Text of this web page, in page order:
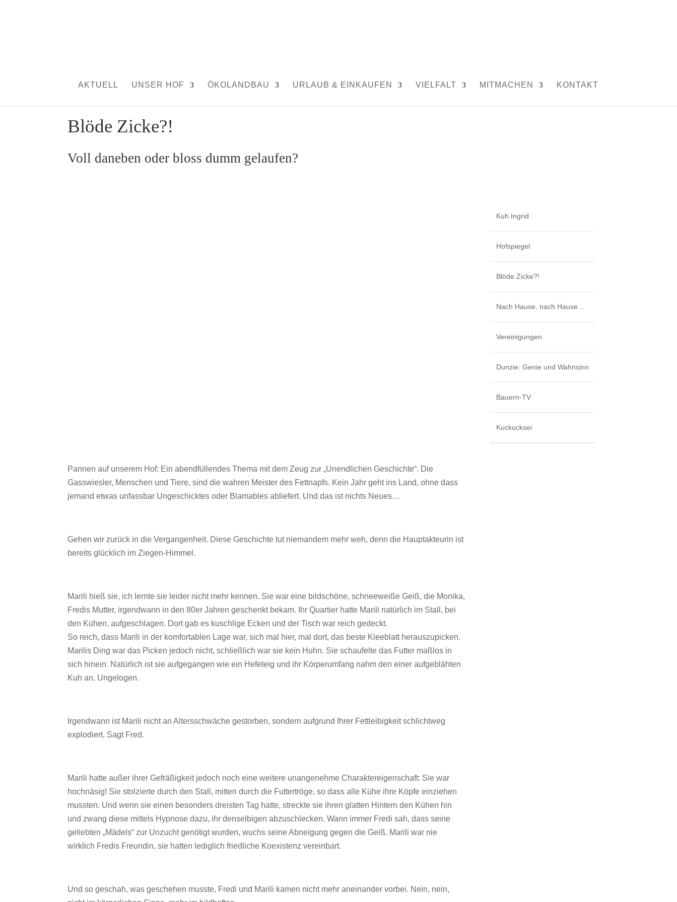
AKTUELL UNSER HOF ÖKOLANDBAU URLAUB & EINKAUFEN VIELFALT MITMACHEN KONTAKT
Blöde Zicke?!
Voll daneben oder bloss dumm gelaufen?
Pannen auf unserem Hof: Ein abendfüllendes Thema mit dem Zeug zur „Unendlichen Geschichte“. Die
Gasswiesler, Menschen und Tiere, sind die wahren Meister des Fettnapfs. Kein Jahr geht ins Land, ohne dass
jemand etwas unfassbar Ungeschicktes oder Blamables abliefert. Und das ist nichts Neues…
Gehen wir zurück in die Vergangenheit. Diese Geschichte tut niemandem mehr weh, denn die Hauptakteurin ist
bereits glücklich im Ziegen-Himmel.
Marili hieß sie, ich lernte sie leider nicht mehr kennen. Sie war eine bildschöne, schneeweiße Geiß, die Monika,
Fredis Mutter, irgendwann in den 80er Jahren geschenkt bekam. Ihr Quartier hatte Marili natürlich im Stall, bei
den Kühen, aufgeschlagen. Dort gab es kuschlige Ecken und der Tisch war reich gedeckt.
So reich, dass Marili in der komfortablen Lage war, sich mal hier, mal dort, das beste Kleeblatt herauszupicken.
Marilis Ding war das Picken jedoch nicht, schließlich war sie kein Huhn. Sie schaufelte das Futter maßlos in
sich hinein. Natürlich ist sie aufgegangen wie ein Hefeteig und ihr Körperumfang nahm den einer aufgeblähten
Kuh an. Ungelogen.
Irgendwann ist Marili nicht an Altersschwäche gestorben, sondern aufgrund Ihrer Fettleibigkeit schlichtweg
explodiert. Sagt Fred.
Marili hatte außer ihrer Gefräßigkeit jedoch noch eine weitere unangenehme Charaktereigenschaft: Sie war
hochnäsig! Sie stolzierte durch den Stall, mitten durch die Futtertröge, so dass alle Kühe ihre Köpfe einziehen
mussten. Und wenn sie einen besonders dreisten Tag hatte, streckte sie ihren glatten Hintern den Kühen hin
und zwang diese mittels Hypnose dazu, ihr denselbigen abzuschlecken. Wann immer Fredi sah, dass seine
geliebten „Mädels“ zur Unzucht genötigt wurden, wuchs seine Abneigung gegen die Geiß. Marili war nie
wirklich Fredis Freundin, sie hatten lediglich friedliche Koexistenz vereinbart.
Und so geschah, was geschehen musste, Fredi und Marili kamen nicht mehr aneinander vorbei. Nein, nein,
Kuh Ingrid
Hofspiegel
Blöde Zicke?!
Nach Hause, nach Hause…
Vereinigungen
Dunzie: Genie und Wahnsinn
Bauern-TV
Kuckucksei